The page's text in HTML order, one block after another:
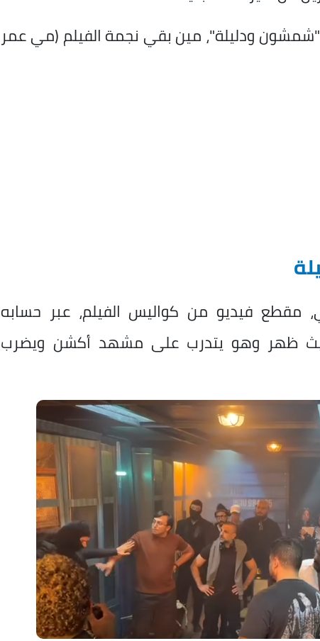
"شمشون ودليلة"، مين بقي نجمة الفيلم (مي عمر
مقطع فيديو من كواليس الفيلم، عبر حسابه
ظهر وهو يتدرب على مشهد أكشن ويضرب